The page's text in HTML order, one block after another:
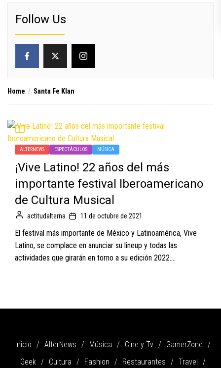
Home Santa Fe Klan
ALTERNEWS ESPECTÁCULOS MÚSICA
¡Vive Latino! 22 años del más
importante festival Iberoamericano
de Cultura Musical
actitudalterna 11 de octubre de 2021
El festival más importante de México y Latinoamérica, Vive
Latino, se complace en anunciar su lineup y todas las
actividades que girarán en torno a su edición 2022....
Follow Us
Inicio AlterNews Música Cine y Tv
GamerZone
Geek
Cultura Fashion Restaurantes Travel